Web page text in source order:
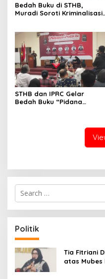
Bedah Buku di STHB,
Muradi Soroti Kriminalisasi
STHB dan IPRC Gelar
Bedah Buku “Pidana
S
r
c
h
f
o
:
Politik
Tia Fitriani
atas Mubes